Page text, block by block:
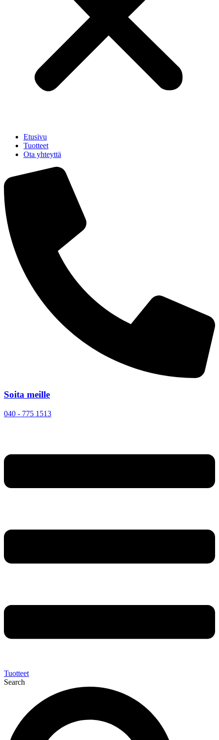
Etusivu
Tuotteet
Ota yhteyttä
Soita meille
040 - 775 1513
Tuotteet
Search